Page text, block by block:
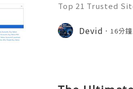
Top 21 Trusted
➤ Email:Devid 16分